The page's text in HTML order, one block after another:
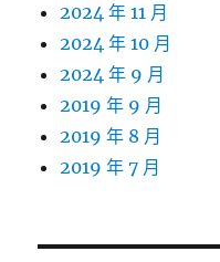
2024 年 11 月
2024 年 10 月
2024 年 9 月
2019 年 9 月
2019 年 8 月
2019 年 7 月